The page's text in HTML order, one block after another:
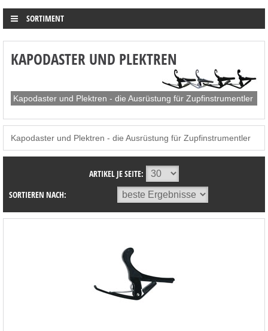
SORTIMENT
KAPODASTER UND PLEKTREN
Kapodaster und Plektren - die Ausrüstung für Zupfinstrumentler
Kapodaster und Plektren - die Ausrüstung für Zupfinstrumentler
ARTIKEL JE SEITE:
SORTIEREN NACH: